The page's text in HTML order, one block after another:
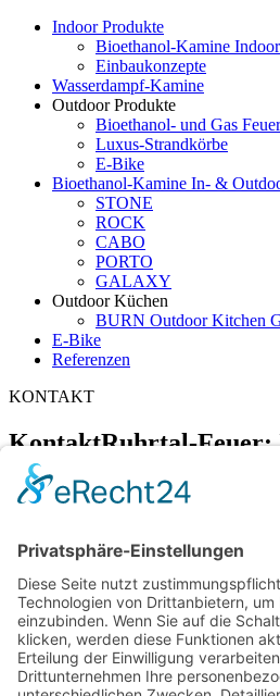
Indoor Produkte
Bioethanol-Kamine Indoor
Einbaukonzepte
Wasserdampf-Kamine
Outdoor Produkte
Bioethanol- und Gas
Luxus-Strandkörbe
E-Bike
Bioethanol-Kamine In- &
STONE
ROCK
CABO
PORTO
GALAXY
Outdoor Küchen
BURN Outdoor Kitchen
E-Bike
Referenzen
KONTAKT
KontaktRuhrtal-
Kamin-Spezialist
44797 Bochum
0234 – 60938159
info@ruhrtal-feuer.de
Kontakt & Anfahrt